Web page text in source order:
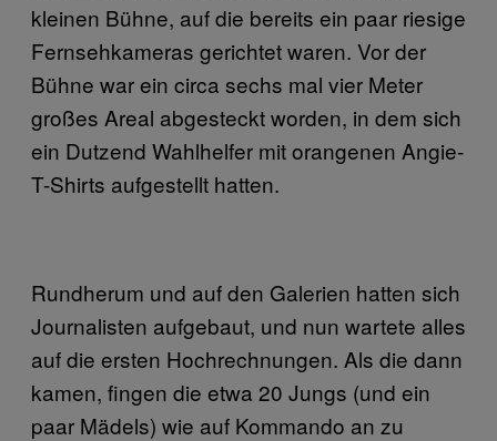
kleinen Bühne, auf die bereits ein paar riesige
Fernsehkameras gerichtet waren. Vor der
Bühne war ein circa sechs mal vier Meter
großes Areal abgesteckt worden, in dem sich
ein Dutzend Wahlhelfer mit orangenen Angie-
T-Shirts aufgestellt hatten.
Rundherum und auf den Galerien hatten sich
Journalisten aufgebaut, und nun wartete alles
auf die ersten Hochrechnungen. Als die dann
kamen, fingen die etwa 20 Jungs (und ein
paar Mädels) wie auf Kommando an zu